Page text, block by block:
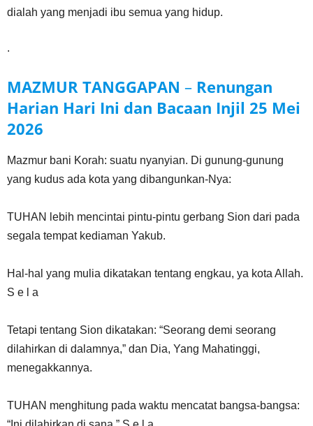
dialah yang menjadi ibu semua yang hidup.
.
MAZMUR TANGGAPAN – Renungan
Harian Hari Ini dan Bacaan Injil 25 Mei
2026
Mazmur bani Korah: suatu nyanyian. Di gunung-gunung
yang kudus ada kota yang dibangunkan-Nya:
TUHAN lebih mencintai pintu-pintu gerbang Sion dari pada
segala tempat kediaman Yakub.
Hal-hal yang mulia dikatakan tentang engkau, ya kota Allah.
S e l a
Tetapi tentang Sion dikatakan: “Seorang demi seorang
dilahirkan di dalamnya,” dan Dia, Yang Mahatinggi,
menegakkannya.
TUHAN menghitung pada waktu mencatat bangsa-bangsa: